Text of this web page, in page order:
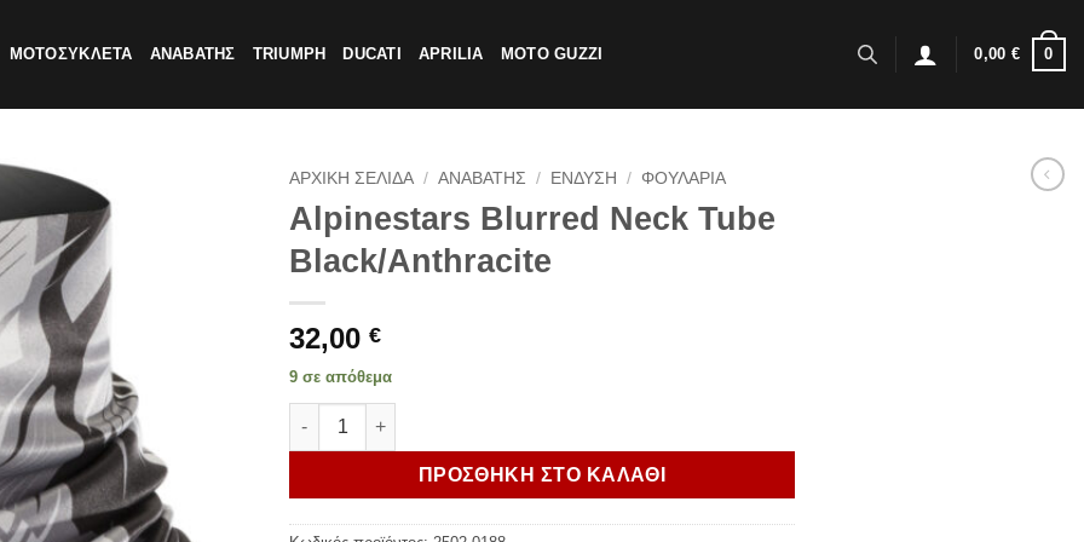
ΜΟΤΟΣΥΚΛΕΤΑ ΑΝΑΒΑΤΗΣ TRIUMPH DUCATI APRILIA MOTO GUZZI 0,00 € 0
ΑΡΧΙΚΗ ΣΕΛΙΔΑ / ΑΝΑΒΑΤΗΣ / ΕΝΔΥΣΗ / ΦΟΥΛΑΡΙΑ
Alpinestars Blurred Neck Tube
Black/Anthracite
32,00 €
9 σε απόθεμα
Alpinestars Blurred Neck Tube Black/Anthracite ποσότητα
ΠΡΟΣΘΗΚΗ ΣΤΟ ΚΑΛΑΘΙ